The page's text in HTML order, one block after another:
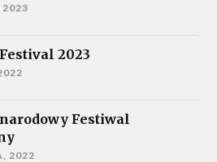
2023
2023
Festiwal
2022